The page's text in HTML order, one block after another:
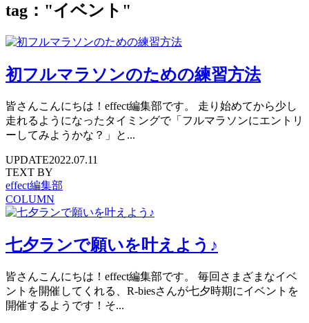
tag："イベント"
初フルマラソンのための練習方法
皆さんこんにちは！effect編集部です。 走り始めてから少し
走れるようになったタイミングで「フルマラソンにエントリ
ーしてみようかな？」と...
UPDATE2022.07.11
TEXT BY
effect編集部
COLUMN
七夕ランで願いを叶えよう♪
皆さんこんにちは！effect編集部です。 毎回さまざまなイベ
ントを開催してくれる、R-biesさんが七夕時期にイベントを
開催するようです！そ...